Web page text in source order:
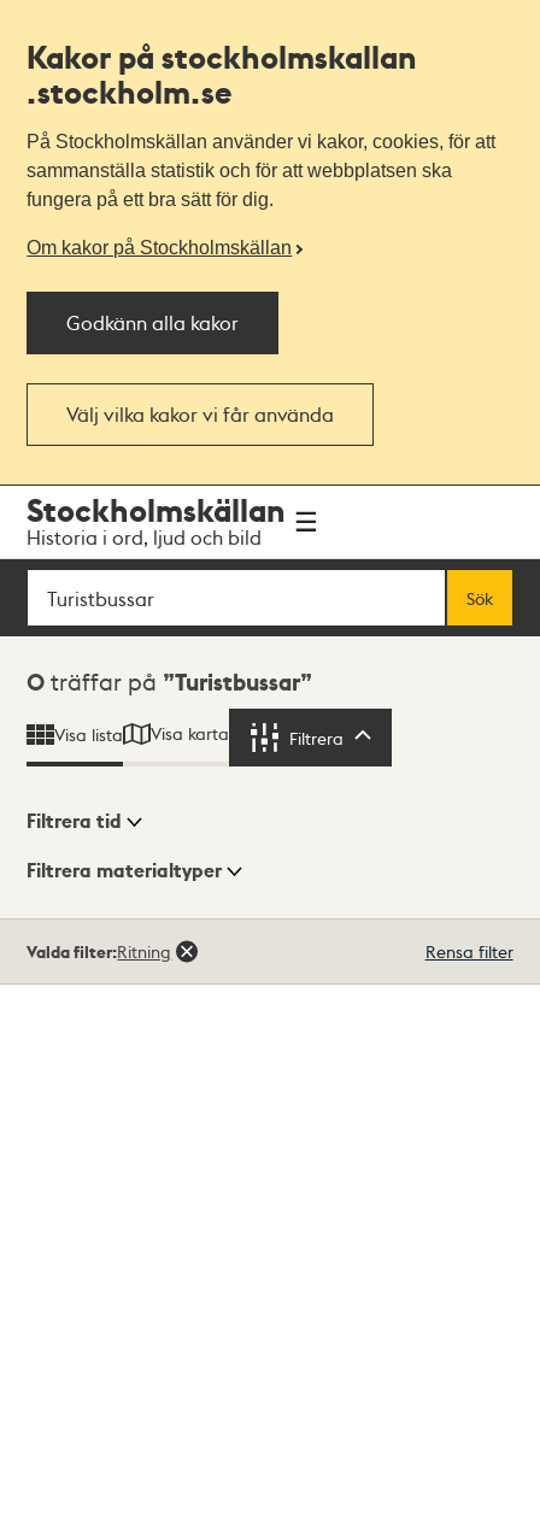
Kakor på stockholmskallan
.stockholm.se
På Stockholmskällan använder vi kakor, cookies, för att
sammanställa statistik och för att webbplatsen ska
fungera på ett bra sätt för dig.
Om kakor på Stockholmskällan
Godkänn alla kakor
Välj vilka kakor vi får använda
navigationen
huvudinnehållet
Stockholmskällan
Historia i ord, ljud och bild
Sök
Sök
Sökresultat
0 träffar på Turistbussar
Visa lista Visa karta Filtrera
Visningsläge
Filtrera tid
Filtrera materialtyper
träffar
Valda filter:Ritning Rensa filter